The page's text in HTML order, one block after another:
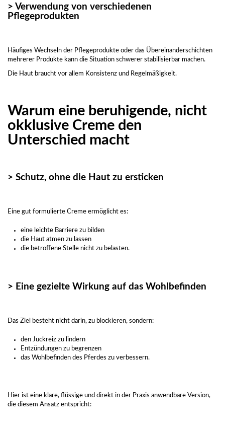
> Verwendung von verschiedenen
Pflegeprodukten
Häufiges Wechseln der Pflegeprodukte oder das Übereinanderschichten
mehrerer Produkte kann die Situation schwerer stabilisierbar machen.
Die Haut braucht vor allem Konsistenz und Regelmäßigkeit.
Warum eine beruhigende, nicht
okklusive Creme den
Unterschied macht
> Schutz, ohne die Haut zu ersticken
Eine gut formulierte Creme ermöglicht es:
eine leichte Barriere zu bilden
die Haut atmen zu lassen
die betroffene Stelle nicht zu belasten.
> Eine gezielte Wirkung auf das Wohlbefinden
Das Ziel besteht nicht darin, zu blockieren, sondern:
den Juckreiz zu lindern
Entzündungen zu begrenzen
das Wohlbefinden des Pferdes zu verbessern.
Hier ist eine klare, flüssige und direkt in der Praxis anwendbare Version,
die diesem Ansatz entspricht: